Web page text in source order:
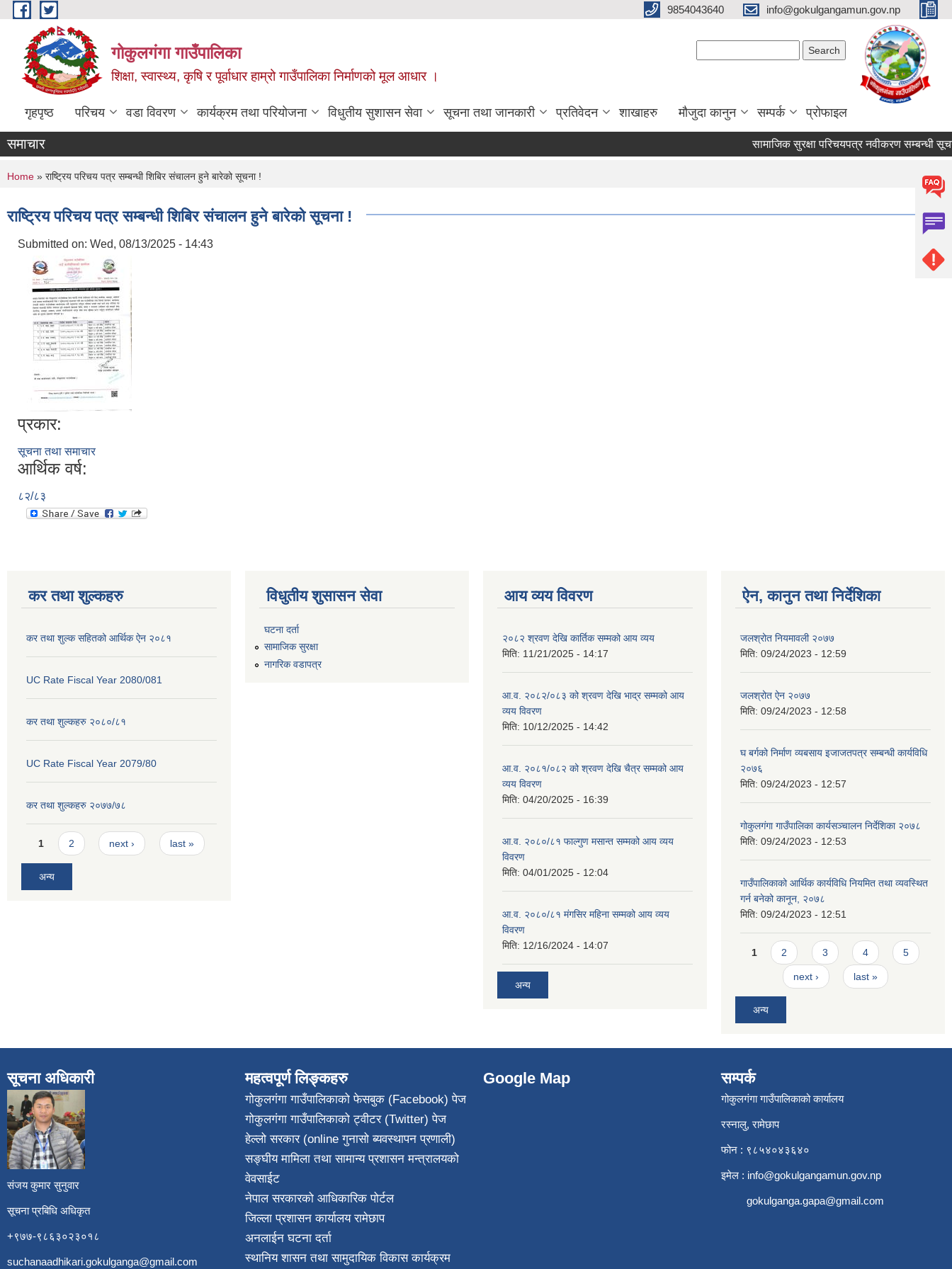
Skip to main content 9854043640 info@gokulgangamun.gov.np
गोकुलगंगा गाउँपालिका
शिक्षा, स्वास्थ्य, कृषि र पूर्वाधार हाम्रो गाउँपालिका निर्माणको मूल आधार ।
गृहपृष्ठ परिचय वडा विवरण कार्यक्रम तथा परियोजना विधुतीय सुशासन सेवा सूचना तथा जानकारी प्रतिवेदन शाखाहरु मौजुदा कानुन सम्पर्क प्रोफाइल
समाचार सामाजिक सुरक्षा परिचयपत्र नवीकरण सम्बन्धी
You are here
Home » राष्ट्रिय परिचय पत्र सम्बन्धी शिबिर संचालन हुने बारेको सूचना !
राष्ट्रिय परिचय पत्र सम्बन्धी शिबिर संचालन हुने बारेको सूचना !
Submitted on: Wed, 08/13/2025 - 14:43
प्रकार:
सूचना तथा समाचार
आर्थिक वर्ष:
८२/८३
कर तथा शुल्कहरु
कर तथा शुल्क सहितको आर्थिक ऐन २०८१
UC Rate Fiscal Year 2080/081
कर तथा शुल्कहरु २०८०/८१
UC Rate Fiscal Year 2079/80
कर तथा शुल्कहरु २०७७/७८
Pages
1 2 next › last »
अन्य
विधुतीय शुसासन सेवा
घटना दर्ता
सामाजिक सुरक्षा
नागरिक वडापत्र
आय व्यय विवरण
२०८२ श्रवण देखि कार्तिक सम्मको आय व्यय
मिति: 11/21/2025 - 14:17
आ.व. २०८२/०८३ को श्रवण देखि भाद्र सम्मको आय
व्यय विवरण
मिति: 10/12/2025 - 14:42
आ.व. २०८१/०८२ को श्रवण देखि चैत्र सम्मको आय
व्यय विवरण
मिति: 04/20/2025 - 16:39
आ.व. २०८०/८१ फाल्गुण मसान्त सम्मको आय व्यय
विवरण
मिति: 04/01/2025 - 12:04
आ.व. २०८०/८१ मंगसिर महिना सम्मको आय व्यय
विवरण
मिति: 12/16/2024 - 14:07
अन्य
ऐन, कानुन तथा निर्देशिका
जलश्रोत नियमावली २०७७
मिति: 09/24/2023 - 12:59
जलश्रोत ऐन २०७७
मिति: 09/24/2023 - 12:58
घ बर्गको निर्माण व्यबसाय इजाजतपत्र सम्बन्धी कार्यविधि
२०७६
मिति: 09/24/2023 - 12:57
गोकुलगंगा गाउँपालिका कार्यसञ्चालन निर्देशिका २०७८
मिति: 09/24/2023 - 12:53
गाउँपालिकाको आर्थिक कार्यविधि नियमित तथा व्यवस्थित
गर्न बनेको कानून, २०७८
मिति: 09/24/2023 - 12:51
Pages
1 2 3 4 5
next › last »
अन्य
सूचना अधिकारी
संजय कुमार सुनुवार
सूचना प्रबिधि अधिकृत
+९७७-९८६३०२३०१८
suchanaadhikari.gokulganga@gmail.com
महत्वपूर्ण लिङ्कहरु
गोकुलगंगा गाउँपालिकाको फेसबुक (Facebook) पेज
गोकुलगंगा गाउँपालिकाको ट्वीटर (Twitter) पेज
हेल्लो सरकार (online गुनासो ब्यवस्थापन प्रणाली)
सङ्घीय मामिला तथा सामान्य प्रशासन मन्त्रालयको
वेवसाईट
नेपाल सरकारको आधिकारिक पोर्टल
जिल्ला प्रशासन कार्यालय रामेछाप
अनलाईन घटना दर्ता
स्थानिय शासन तथा सामुदायिक विकास कार्यक्रम
Google Map सम्पर्क
गोकुलगंगा गाउँपालिकाको कार्यालय
रस्नालु, रामेछाप
फोन : ९८५४०४३६४०
इमेल : info@gokulgangamun.gov.np
gokulganga.gapa@gmail.com